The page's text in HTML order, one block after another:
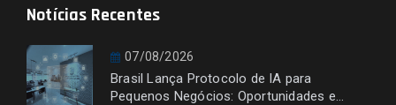
Notícias Recentes
07/08/2026
Brasil Lança Protocolo de IA para
Pequenos Negócios: Oportunidades e